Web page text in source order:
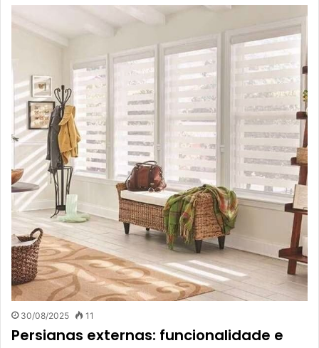
30/08/2025 11
Persianas externas: funcionalidade e